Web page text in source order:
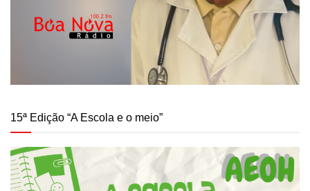
15ª Edição “A Escola e o meio”